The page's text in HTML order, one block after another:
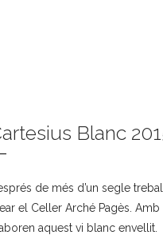
Blanc
de més d’un segle
el Celler Arché Pagès.
aquest vi blanc envellit.